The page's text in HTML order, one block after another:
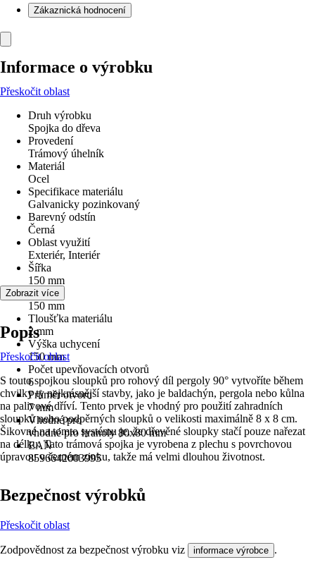
Zákaznická hodnocení
Informace o výrobku
Přeskočit oblast
Druh výrobku
Spojka do dřeva
Provedení
Trámový úhelník
Materiál
Ocel
Specifikace materiálu
Galvanicky pozinkovaný
Barevný odstín
Černá
Oblast využití
Exteriér, Interiér
Šířka
150 mm
Délka
150 mm
Tloušťka materiálu
2 mm
Výška uchycení
150 mm
Počet upevňovacích otvorů
6
Průměr otvoru
7 mm
Vhodné pro
vhodné pro hranoly 80x80 mm
EAN
8596642003995
Zobrazit více
Popis
Přeskočit oblast
S touto spojkou sloupků pro rohový díl pergoly 90° vytvoříte během
chvilky ty nejkrásnější stavby, jako je baldachýn, pergola nebo kůlna
na palivové dříví. Tento prvek je vhodný pro použití zahradních
sloupků nebo podpěrných sloupků o velikosti maximálně 8 x 8 cm.
Šikovné na tomto systému je, že dřevěné sloupky stačí pouze nařezat
na délku. Tato trámová spojka je vyrobena z plechu s povrchovou
úpravou v černém zinku, takže má velmi dlouhou životnost.
Bezpečnost výrobků
Přeskočit oblast
Zodpovědnost za bezpečnost výrobku viz informace výrobce .